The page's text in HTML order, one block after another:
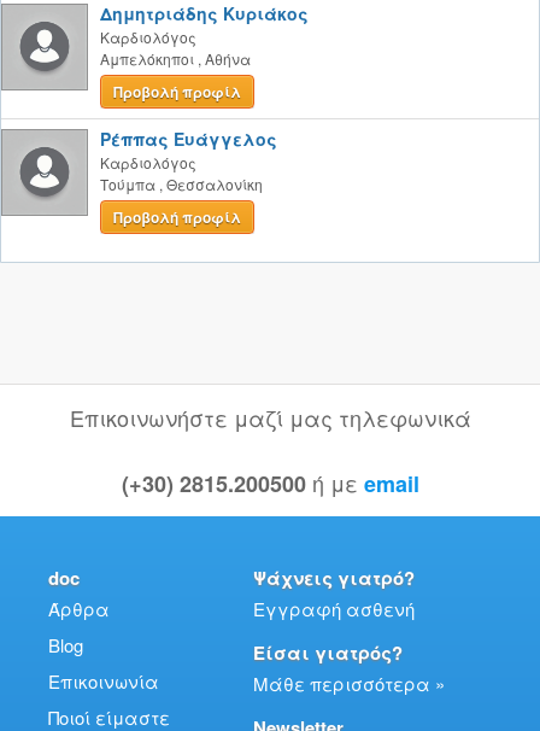
Δημητριάδης Κυριάκος
Καρδιολόγος
Αμπελόκηποι , Αθήνα
Προβολή προφίλ
Ρέππας Ευάγγελος
Καρδιολόγος
Τούμπα , Θεσσαλονίκη
Προβολή προφίλ
Επικοινωνήστε μαζί μας τηλεφωνικά
(+30) 2815.200500 ή με email
doc
Άρθρα
Blog
Επικοινωνία
Ποιοί είμαστε
Ψάχνεις γιατρό?
Εγγραφή ασθενή
Είσαι γιατρός?
Μάθε περισσότερα »